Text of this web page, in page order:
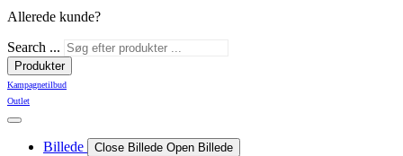
Allerede kunde?
Search ...
Produkter
Kampagnetilbud
Outlet
Billede Close Billede Open Billede